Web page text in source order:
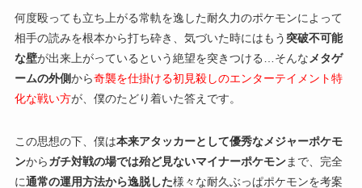
何度殴っても立ち上がる常軌を逸した耐久力のポケモンによって
相手の読みを根本から打ち砕き、気づいた時にはもう 突破不可能
な壁が出来上がっているという絶望を突きつける…そんな メタゲ
ームの外側から奇襲を仕掛ける初見殺しのエンターテイメント特
化な戦い方が、僕のたどり着いた答えです。
この思想の下、僕は本来アタッカーとして優秀なメジャーポケモ
ンからガチ対戦の場では殆ど見ないマイナーポケモンまで、完全
に通常の運用方法から逸脱した様々な耐久ぶっぱポケモンを考案